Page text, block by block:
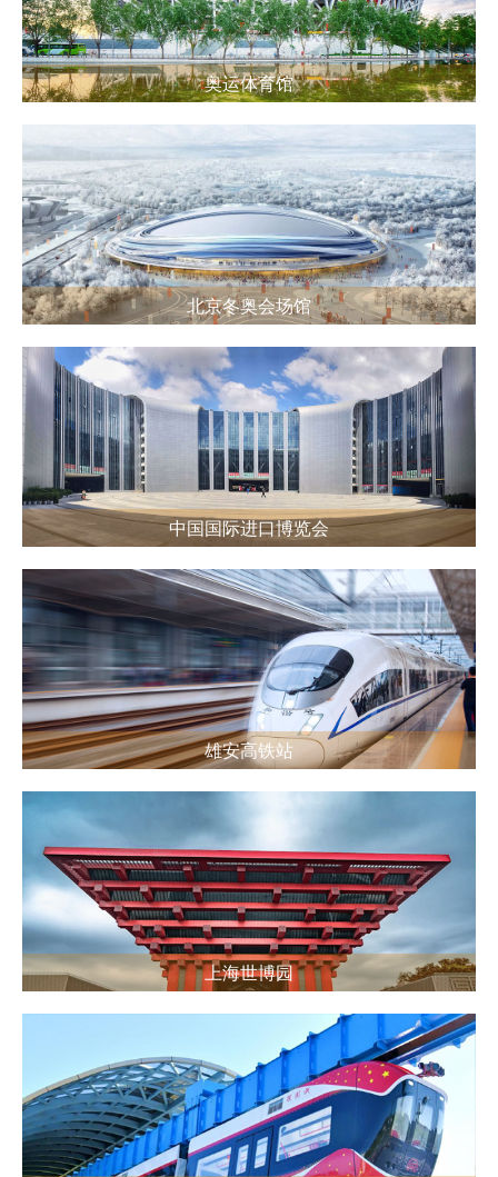
奥运体育馆
北京冬奥会场馆
中国国际进口博览会
雄安高铁站
上海世博园